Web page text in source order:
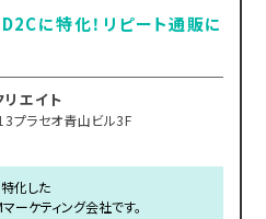
に特化！リピート通販に
エイト
プラセオ青山ビル3F
化した
ーケティング会社です。